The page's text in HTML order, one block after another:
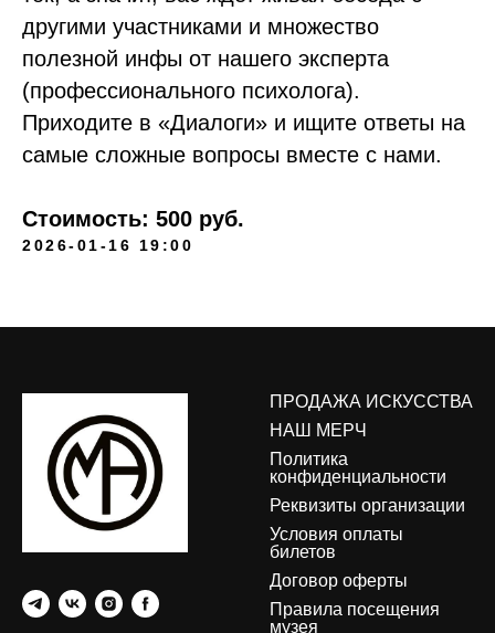
другими участниками и множество
полезной инфы от нашего эксперта
(профессионального психолога).
Приходите в «Диалоги» и ищите ответы на
самые сложные вопросы вместе с нами.
Стоимость: 500 руб.
2026-01-16 19:00
ПРОДАЖА ИСКУССТВА
НАШ МЕРЧ
Политика
конфиденциальности
Реквизиты организации
Условия оплаты
билетов
Договор оферты
Правила посещения
музея